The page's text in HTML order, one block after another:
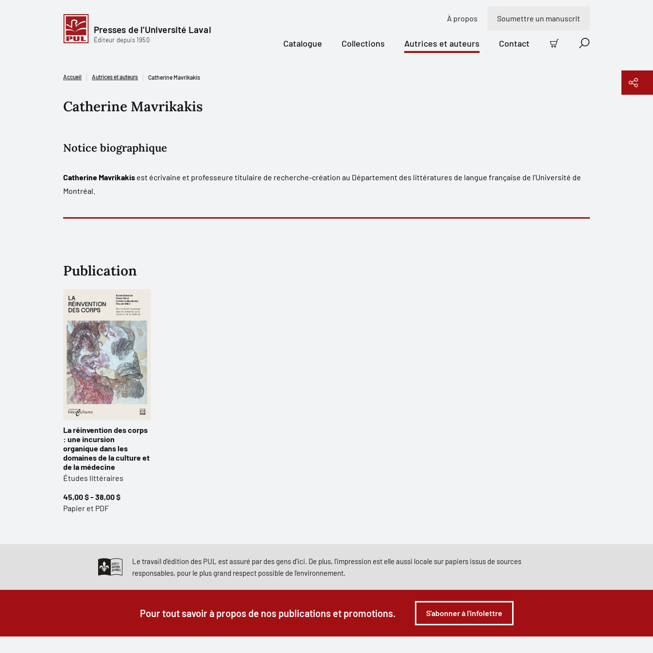
Presses de l'Université Laval
Éditeur depuis 1950
À propos Soumettre un manuscrit
Catalogue Collections Autrices et auteurs Contact
Panier Recherche
Accueil Autrices et auteurs Catherine Mavrikakis
Catherine Mavrikakis
Notice biographique
Catherine Mavrikakis est écrivaine et professeure titulaire de recherche-création au Département des littératures de langue française de l’Université de
Montréal.
Publication
La réinvention des corps
: une incursion
organique dans les
domaines de la culture et
de la médecine
Études littéraires
45,00 $ - 38,00 $
Papier et PDF
Le travail d'édition des PUL est assuré par des gens d'ici. De plus, l'impression est elle aussi locale sur papiers issus de sources
responsables, pour le plus grand respect possible de l'environnement.
Pour tout savoir à propos de nos publications et promotions. S'abonner à l'infolettre